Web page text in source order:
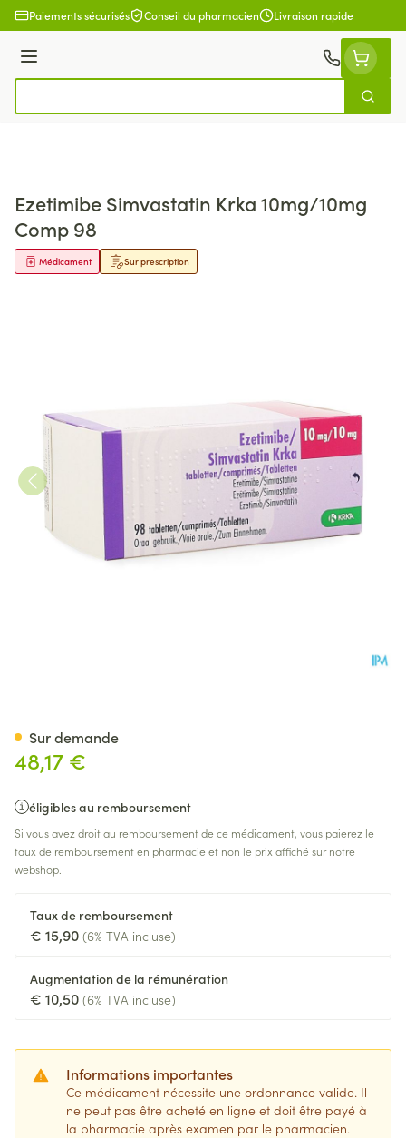
Aller au contenu
Paiements sécurisés Conseil du pharmacien Livraison rapide
Menu
Ezetimibe Simvastatin Krka 10mg/10mg
Comp 98
Sur prescription
Médicament
48,17 €
éligibles au remboursement
Si vous avez droit au remboursement de ce médicament, vous paierez le
taux de remboursement en pharmacie et non le prix affiché sur notre
webshop.
Taux de remboursement
€ 15,90 (6% TVA incluse)
Augmentation de la rémunération
€ 10,50 (6% TVA incluse)
Informations importantes
Ce médicament nécessite une ordonnance valide. Il
ne peut pas être acheté en ligne et doit être payé à
la pharmacie après examen par le pharmacien.
Sur demande